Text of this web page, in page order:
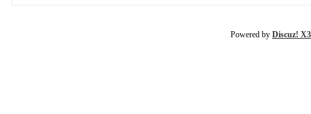
Powered by Discuz!